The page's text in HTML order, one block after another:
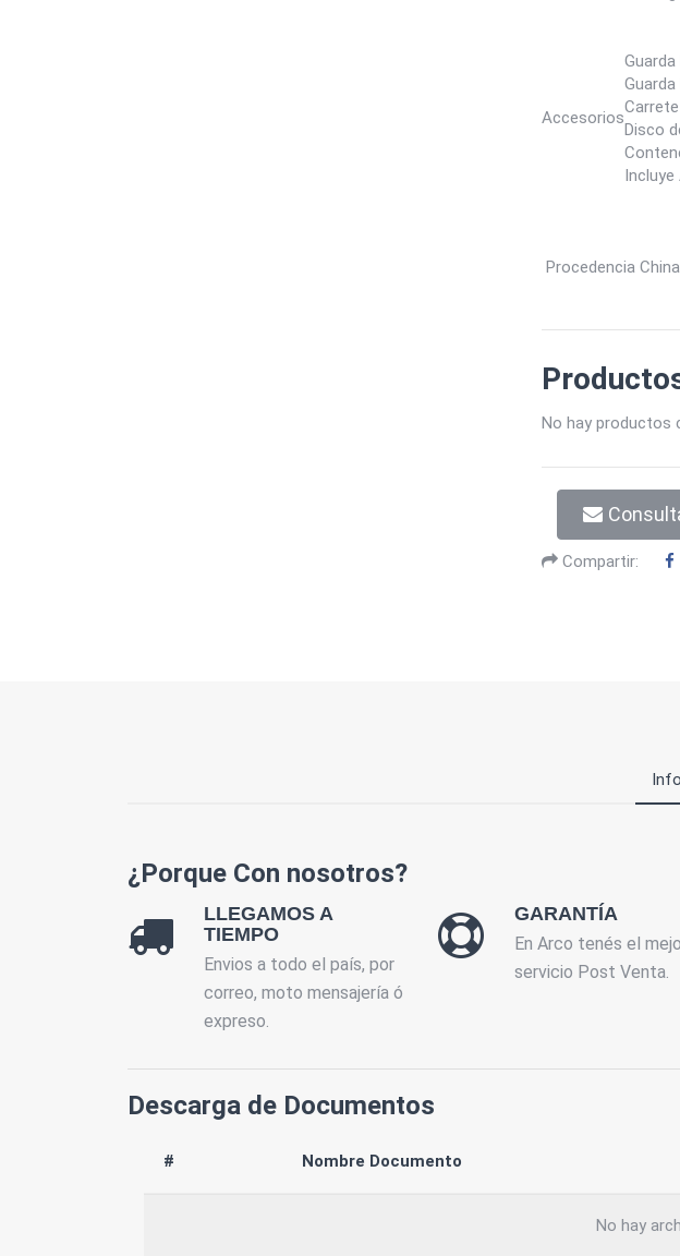
Accesorios
Disco
Incluye
Procedencia China
No hay productos
Compartir:
¿Porque Con nosotros?
LLEGAMOS A
TIEMPO
Envios a todo el país, por
correo, moto mensajería ó
expreso.
GARANTÍA
En Arco tenés el
servicio Post Venta.
Descarga de Documentos
# Nombre Documento
No hay